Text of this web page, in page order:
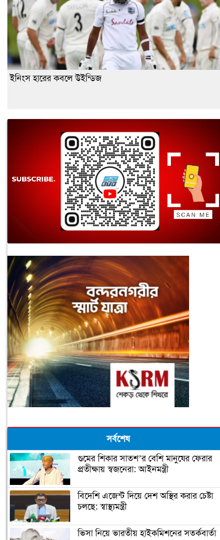
ইনিংস হারের কবলে উইন্ডিজ
সর্বশেষ
গুমের শিকার সাতশ’র বেশি মানুষের ফেরার
প্রতীক্ষায় স্বজনেরা: আইনমন্ত্রী
বিদেশি এজেন্ট দিয়ে দেশ অস্থির করার চেষ্টা
চলছে: স্বাস্থ্যমন্ত্রী
ভিসা নিয়ে ভারতীয় হাইকমিশনের সতর্কবার্তা